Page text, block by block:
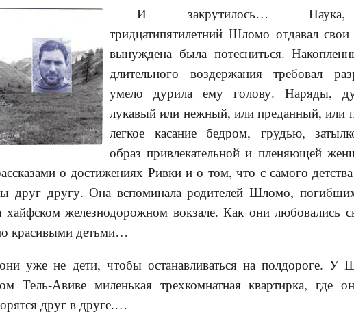
И закрутилось…
тридцатипятилетний Шломо отдавал
вынуждена была потесниться.
длительного воздержания требовал
умело дурила ему голову. Наряды,
лукавый или нежный, или преданный, или
легкое касание бедром, грудью,
образ привлекательной и пленяющей
о достижениях Ривки и о том, что с самого
друг другу. Она вспоминала родителей Шломо, погибших
хайфском железнодорожном вокзале. Как они любовались
красивыми детьми…
не дети, чтобы останавливаться на полдороге. У
Тель-Авиве миленькая трехкомнатная квартирка, где
друг в друге.…